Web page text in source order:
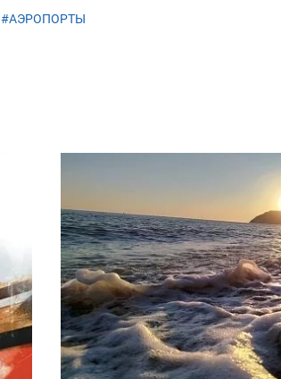
#АЭРОПОРТЫ